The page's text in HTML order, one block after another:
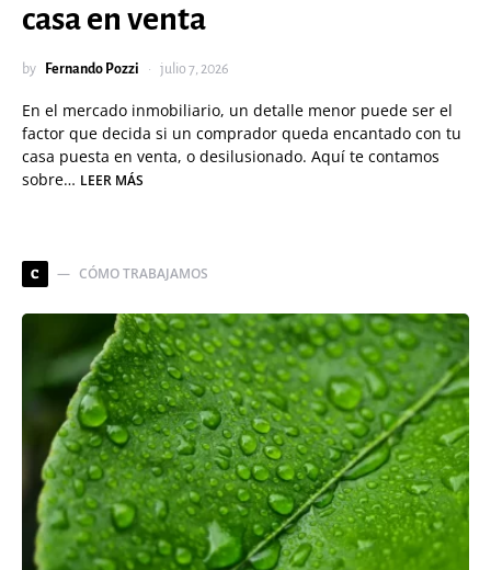
casa en venta
by Fernando Pozzi julio 7, 2026
En el mercado inmobiliario, un detalle menor puede ser el
factor que decida si un comprador queda encantado con tu
casa puesta en venta, o desilusionado. Aquí te contamos
sobre… LEER MÁS
C CÓMO TRABAJAMOS